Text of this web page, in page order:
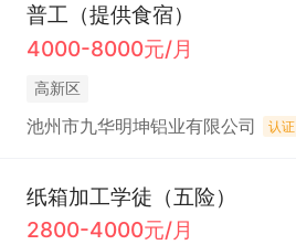
普工（提供食宿）
4000-8000元/月
高新区
池州市九华明坤铝业有限公司 认证
纸箱加工学徒（五险）
2800-4000元/月